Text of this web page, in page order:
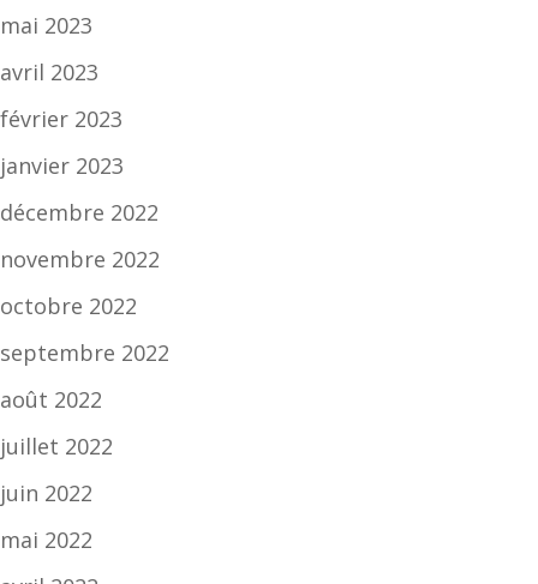
mai 2023
avril 2023
février 2023
janvier 2023
décembre 2022
novembre 2022
octobre 2022
septembre 2022
août 2022
juillet 2022
juin 2022
mai 2022